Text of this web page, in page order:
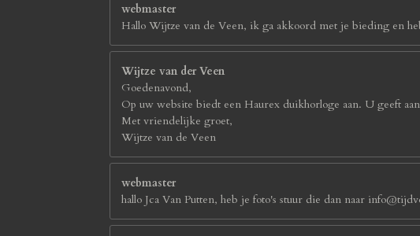
webmaster
Hallo Wijtze van de Veen, ik ga akkoord met je bieding en
Wijtze van der Veen
Goedenavond,
Op uw website biedt een Haurex duikhorloge aan. U geeft
Met vriendelijke groet,
Wijtze van de Veen
webmaster
hallo Jca Van Putten, heb je foto's stuur die dan naar